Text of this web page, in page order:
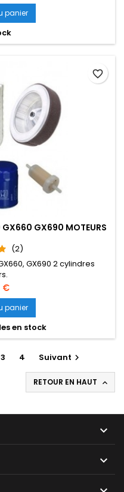
panier
GX660 GX690 MOTEURS
(2)
GX690 2 cylindres
€
panier
en stock
favorite_border
3 4 Suivant 
RETOUR EN HAUT 

